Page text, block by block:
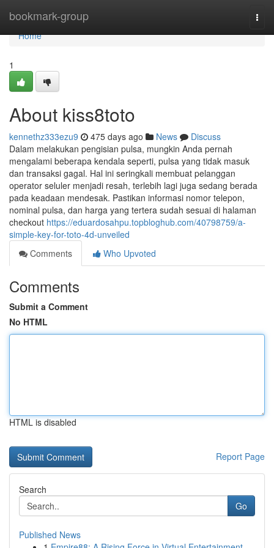
bookmark-group
Home
Home
1
About kiss8toto
kennethz333ezu9 475 days ago News
Discuss
Dalam melakukan pengisian pulsa, mungkin Anda pernah
mengalami beberapa kendala seperti, pulsa yang tidak masuk
dan transaksi gagal. Hal ini seringkali membuat pelanggan
operator seluler menjadi resah, terlebih lagi juga sedang berada
pada keadaan mendesak. Pastikan informasi nomor telepon,
nominal pulsa, dan harga yang tertera sudah sesuai di halaman
checkout https://eduardosahpu.topbloghub.com/40798759/a-
simple-key-for-toto-4d-unveiled
Comments
Who Upvoted
Comments
Submit a Comment
No HTML
HTML is disabled
Report Page
Search
Go
Published News